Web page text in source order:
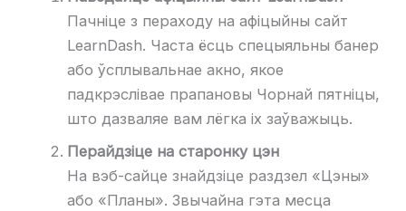
Пачніце з пераходу на афіцыйны сайт
LearnDash. Часта ёсць спецыяльны банер
або ўсплывальнае акно, якое
падкрэслівае прапановы Чорнай пятніцы,
што дазваляе вам лёгка іх заўважыць.
Перайдзіце на старонку цэн
На вэб-сайце знайдзіце раздзел «Цэны»
або «Планы». Звычайна гэта месца